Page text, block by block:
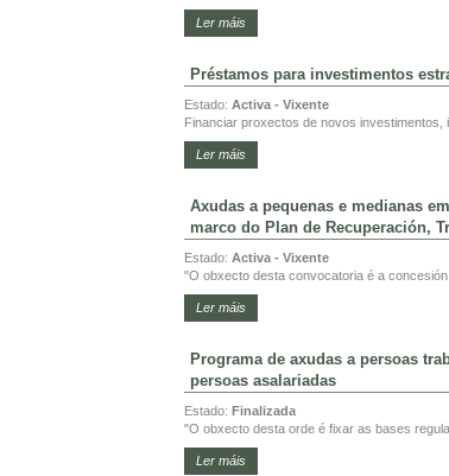
Ler máis
Préstamos para investimentos
Estado: Activa - Vixente
Financiar proxectos de novos investimentos,
Ler máis
Axudas a pequenas e medianas
marco do Plan de Recuperación,
Estado: Activa - Vixente
"O obxecto desta convocatoria é a
Ler máis
Programa de axudas a persoas
persoas asalariadas
Estado: Finalizada
"O obxecto desta orde é fixar as bases
Ler máis